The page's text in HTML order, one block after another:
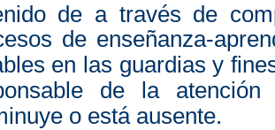
de a través de
de enseñanza-
en las guardias y
de la
o está ausente.